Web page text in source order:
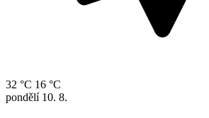
32 °C 16 °C
pondělí 10. 8.